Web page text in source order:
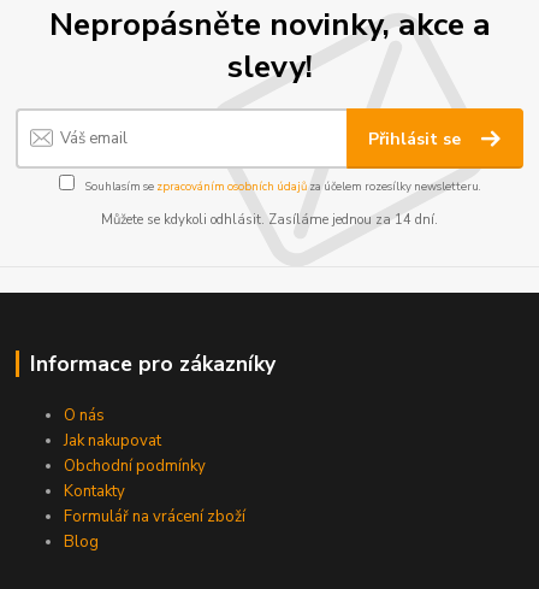
Nepropásněte novinky, akce a
slevy!
Přihlásit se
Souhlasím se zpracováním osobních údajůza účelem rozesílky newsletteru.
Můžete se kdykoli odhlásit. Zasíláme jednou za 14 dní.
Informace pro zákazníky
O nás
Jak nakupovat
Obchodní podmínky
Kontakty
Formulář na vrácení zboží
Blog